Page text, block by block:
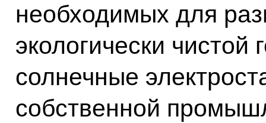
необходимых для
экологически чистой
солнечные
собственной